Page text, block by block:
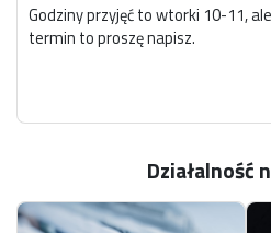
Godziny przyjęć to wtorki 10-11,
termin to proszę napisz.
Zajmuję się zarówno aplikacjami
inteligencją, szczególnie w
Aktualne informacje o mnie
LinkedIn
Działalność